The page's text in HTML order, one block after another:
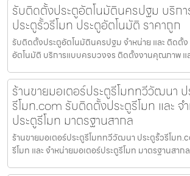
รับติดตั้งประตูอัตโนมัตินครปฐม บริก
ประตูรั้วรีโมท ประตูอัตโนมัติ ราคาถูก
รับติดตั้งประตูอัตโนมัตินครปฐม จำหน่าย และ ติดตั้ง
อัตโนมัติ บริการแบบครบวงจร ติดตั้งงานคุณภาพ แ
ร้านขายมอเตอร์ประตูรีโมททวีวัฒนา ป
รีโมท.com รับติดตั้งประตูรีโมท และ จ
ประตูรีโมท มาตรฐานสากล
ร้านขายมอเตอร์ประตูรีโมททวีวัฒนา ประตูรั้วรีโมท
รีโมท และ จำหน่ายมอเตอร์ประตูรีโมท มาตรฐานสา